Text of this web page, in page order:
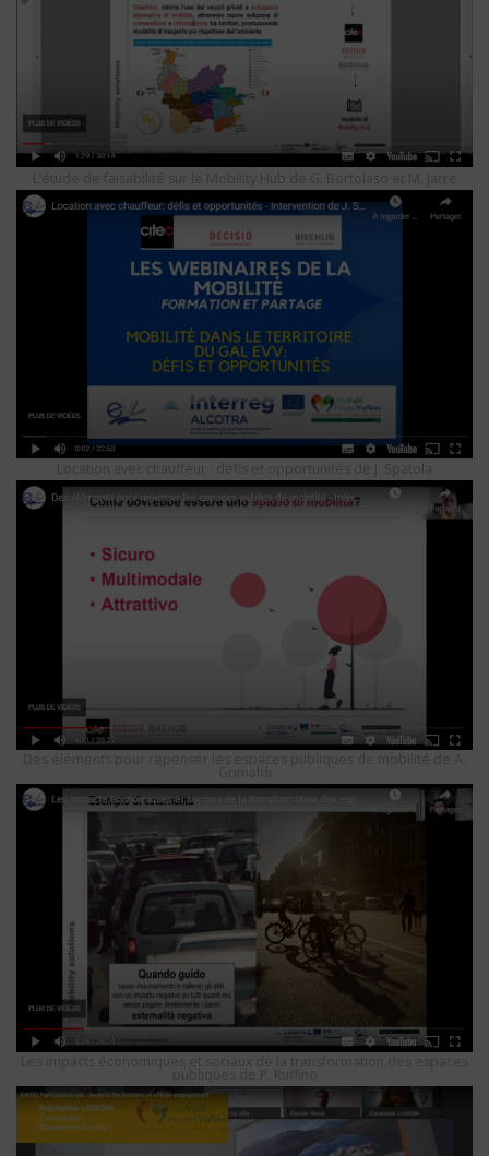
L’étude de faisabilité sur le Mobility Hub de G. Bortolaso et M. Jarre
Location avec chauffeur : défis et opportunités de J. Spatola
Des éléments pour repenser les espaces publiques de mobilité de A.
Grimaldi
Les impacts économiques et sociaux de la transformation des espaces
publiques de P. Ruffino